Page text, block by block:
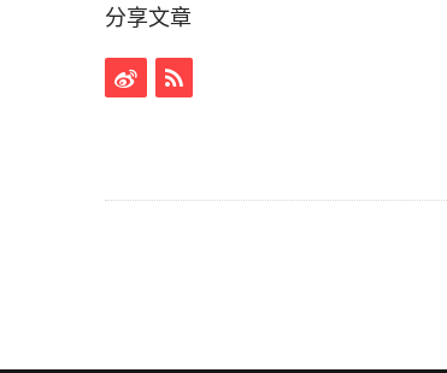
分享文章